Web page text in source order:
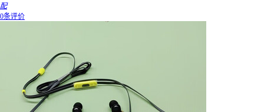
配
0条评价